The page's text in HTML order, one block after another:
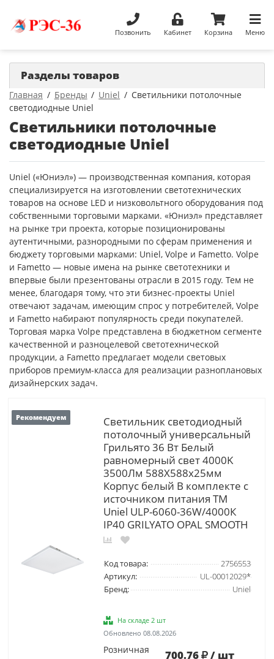
Позвонить Кабинет Корзина Меню
Главная Бренды Uniel
Светильники потолочные
светодиодные Uniel
Светильники потолочные
светодиодные Uniel
Uniel («Юниэл») — производственная компания, которая
специализируется на изготовлении светотехнических
товаров на основе LED и низковольтного оборудования под
собственными торговыми марками. «Юниэл» представляет
на рынке три проекта, которые позиционированы
аутентичными, разнородными по сферам применения и
бюджету торговыми марками: Uniel, Volpe и Fametto. Volpe
и Fametto — новые имена на рынке светотехники и
впервые были презентованы отрасли в 2015 году. Тем не
менее, благодаря тому, что эти бизнес-проекты Uniel
отвечают задачам, имеющим спрос у потребителей, Volpe
и Fametto набирают популярность среди покупателей.
Торговая марка Volpe представлена в бюджетном сегменте
качественной и разноцелевой светотехнической
продукции, а Fametto предлагает модели световых
приборов премиум-класса для реализации разноплановых
дизайнерских задач.
Рекомендуем
Светильник светодиодный
потолочный универсальный
Грильято 36 Вт Белый
равномерный свет 4000K
3500Лм 588X588x25мм
Корпус белый В комплекте с
источником питания ТМ
Uniel ULP-6060-36W/4000К
IP40 GRILYATO OPAL SMOOTH
Код товара:
2756553
Артикул:
UL-00012029*
Бренд:
Uniel
На складе 2 шт
Обновлено 08.08.2026
Розничная
700.76 / шт
Разделы товаров